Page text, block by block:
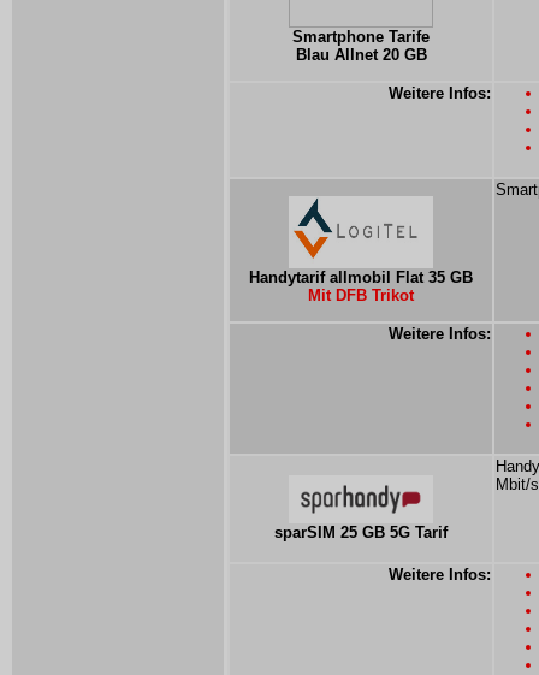
Smartphone Tarife
Blau Allnet 20 GB
Weitere Infos:
Handytarif allmobil Flat 35 GB
Mit DFB Trikot
Weitere Infos:
sparSIM 25 GB 5G Tarif
Mbit/s
Weitere Infos: